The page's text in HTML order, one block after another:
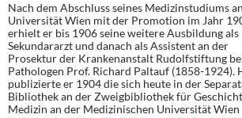
Nach dem Abschluss seines Medizinstudiums
Universität Wien mit der Promotion im Jahr
erhielt er bis 1906 seine weitere Ausbildung als
Sekundararzt und danach als Assistent an der
Prosektur der Krankenanstalt Rudolfstiftung
Pathologen Prof. Richard Paltauf (1858-1924).
publizierte er 1904 die sich heute in der
Bibliothek an der Zweigbibliothek für
Medizin an der Medizinischen Universität Wien